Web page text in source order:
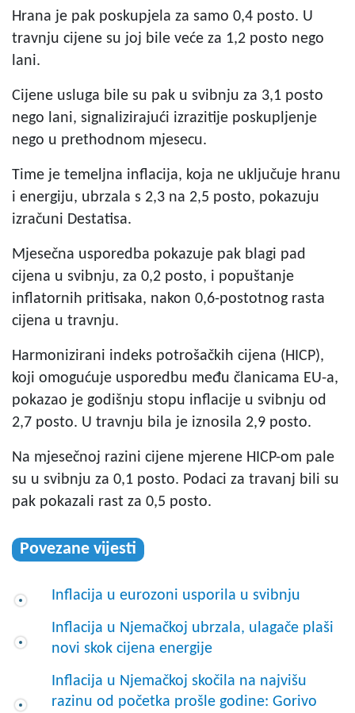
Hrana je pak poskupjela za samo 0,4 posto. U
travnju cijene su joj bile veće za 1,2 posto nego
lani.
Cijene usluga bile su pak u svibnju za 3,1 posto
nego lani, signalizirajući izrazitije poskupljenje
nego u prethodnom mjesecu.
Time je temeljna inflacija, koja ne uključuje hranu
i energiju, ubrzala s 2,3 na 2,5 posto, pokazuju
izračuni Destatisa.
Mjesečna usporedba pokazuje pak blagi pad
cijena u svibnju, za 0,2 posto, i popuštanje
inflatornih pritisaka, nakon 0,6-postotnog rasta
cijena u travnju.
Harmonizirani indeks potrošačkih cijena (HICP),
koji omogućuje usporedbu među članicama EU-a,
pokazao je godišnju stopu inflacije u svibnju od
2,7 posto. U travnju bila je iznosila 2,9 posto.
Na mjesečnoj razini cijene mjerene HICP-om pale
su u svibnju za 0,1 posto. Podaci za travanj bili su
pak pokazali rast za 0,5 posto.
Povezane vijesti
Inflacija u eurozoni usporila u svibnju
Inflacija u Njemačkoj ubrzala, ulagače plaši
novi skok cijena energije
Inflacija u Njemačkoj skočila na najvišu
razinu od početka prošle godine: Gorivo